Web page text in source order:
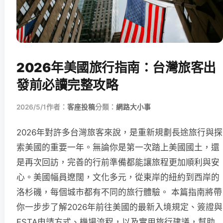
2026年美國旅行指南：台灣旅客出
發前必讀完整攻略
2026/5/1作者： 客座投稿分類： 網路大小事
2026年對許多台灣旅客來說，是重新規劃長途旅行與探
索美國的重要一年。無論你是第一次踏上美國國土，還
是再次回訪，完善的行前準備都能讓旅程更加順利與安
心。美國幅員遼闊，文化多元，從東岸的紐約到西岸的
洛杉磯，每個城市都有不同的旅行體驗。 本篇指南將帶
你一步步了解2026年前往美國的最新入境規定、簽證與